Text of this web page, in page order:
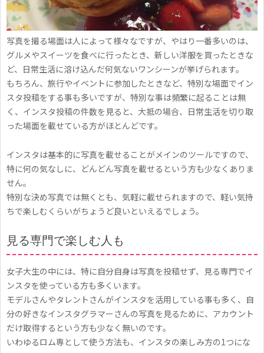
写真を撮る場面は人によって様々なですが、やはり一番多いのは、
グルメやスイーツを食べに行ったとき、新しい洋服を買ったときな
ど、日常生活に溶け込んだ何気ないワンシーンが挙げられます。
もちろん、旅行やイベントに参加したときなど、特別な場面でイン
スタ投稿をする事も多いですが、特別な事は頻繁に起ることは無
く、インスタ投稿の件数を見ると、大抵の場合、日常生活を切り取
った場面を載せている方がほとんどです。
インスタは基本的に写真を載せることがメインのツールですので、
特に何の気なしに、どんどん写真を載せるという方も少なくありま
せん。
特別な決め写真では無くとも、気軽に載せられますので、軽い気持
ちで楽しむくらいがちょうど良いといえるでしょう。
見る専門で楽しむ人も
女子大生の中には、特に自分自身は写真を投稿せず、見る専門でイ
ンスタを使っている方も多くいます。
モデルさんやタレントさんがインスタを活用している事も多く、自
分の好きなインスタグラマーさんの写真を見るために、アカウント
だけ取得するという方も少なく無いのです。
いわゆるロム専として使う方法も、インスタの楽しみ方の1つにな